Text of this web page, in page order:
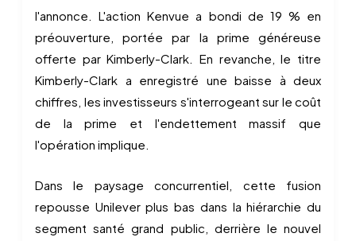
l'annonce. L'action Kenvue a bondi de 19 % en
préouverture, portée par la prime généreuse
offerte par Kimberly-Clark. En revanche, le titre
Kimberly-Clark a enregistré une baisse à deux
chiffres, les investisseurs s'interrogeant sur le coût
de la prime et l'endettement massif que
l'opération implique.
Dans le paysage concurrentiel, cette fusion
repousse Unilever plus bas dans la hiérarchie du
segment santé grand public, derrière le nouvel